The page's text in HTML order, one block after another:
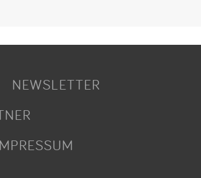
NEWSLETTER